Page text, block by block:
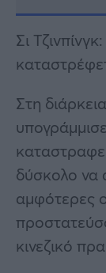
Σι
Στη
δύσκολο να
αμφότερες
κινεζικό